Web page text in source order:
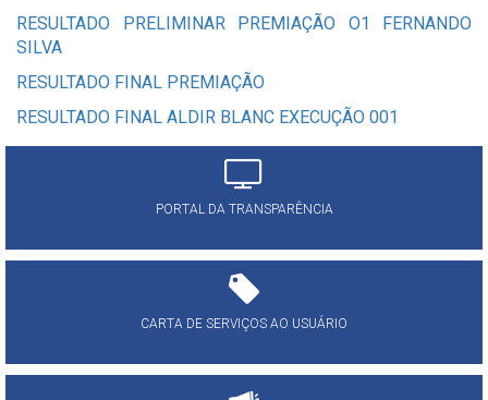
RESULTADO PRELIMINAR PREMIAÇÃO O1 FERNANDO
SILVA
RESULTADO FINAL PREMIAÇÃO
RESULTADO FINAL ALDIR BLANC EXECUÇÃO 001
PORTAL DA TRANSPARÊNCIA
CARTA DE SERVIÇOS AO USUÁRIO